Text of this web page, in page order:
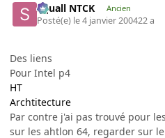
Squall NTCK Ancien
Posté(e) le 4 janvier 200422 a
Des liens
Pour Intel p4
HT
Archtitecture
Par contre j'ai pas trouvé pour
sur les ahtlon 64, regarder sur